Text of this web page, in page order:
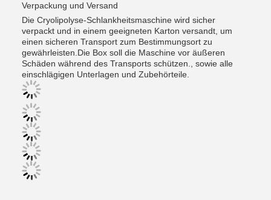
Verpackung und Versand
Die Cryolipolyse-Schlankheitsmaschine wird sicher
verpackt und in einem geeigneten Karton versandt, um
einen sicheren Transport zum Bestimmungsort zu
gewährleisten.Die Box soll die Maschine vor äußeren
Schäden während des Transports schützen., sowie alle
einschlägigen Unterlagen und Zubehörteile.